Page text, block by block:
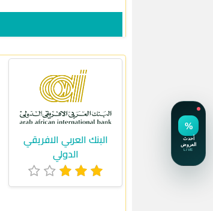
البنك العربي الافريقي
الدولي